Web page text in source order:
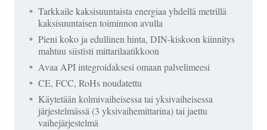
Tarkkaile kaksisuuntaista energiaa yhdellä metrillä
kaksisuuntaisen toiminnon avulla
Pieni koko ja edullinen hinta, DIN-kiskoon kiinnitys
mahtuu siististi mittarilaatikkoon
Avaa API integroidaksesi omaan palvelimeesi
CE, FCC, RoHs noudatettu
Käytetään kolmivaiheisessa tai yksivaiheisessa
järjestelmässä (3 yksivaihemittarina) tai jaettu
vaihejärjestelmä